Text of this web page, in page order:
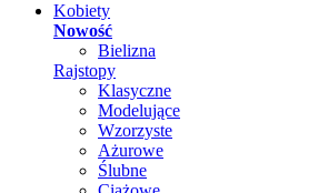
Kobiety
Nowość
Bielizna
Rajstopy
Klasyczne
Modelujące
Wzorzyste
Ażurowe
Ślubne